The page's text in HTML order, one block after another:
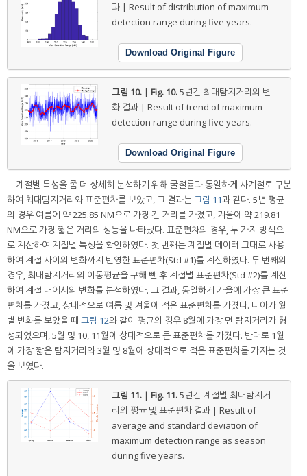
과 | Result of distribution of maximum
detection range during five years.
Download Original Figure
그림 10. | Fig. 10.5년간 최대탐지거리의 변
화 결과 | Result of trend of maximum
detection range during five years.
Download Original Figure
계절별 특성을 좀 더 상세히 분석하기 위해 굴절률과 동일하게 사계절로 구분
하여 최대탐지거리와 표준편차를 보았고, 그 결과는그림 11과 같다. 5년 평균
의 경우 여름에 약 225.85 NM으로 가장 긴 거리를 가졌고, 겨울에 약 219.81
NM으로 가장 짧은 거리의 성능을 나타냈다. 표준편차의 경우, 두 가지 방식으
로 계산하여 계절별 특성을 확인하였다. 첫 번째는 계절별 데이터 그대로 사용
하여 계절 사이의 변화까지 반영한 표준편차(Std #1)를 계산하였다. 두 번째의
경우, 최대탐지거리의 이동평균을 구해 뺀 후 계절별 표준편차(Std #2)를 계산
하여 계절 내에서의 변화를 분석하였다. 그 결과, 동일하게 가을에 가장 큰 표준
편차를 가졌고, 상대적으로 여름 및 겨울에 적은 표준편차를 가졌다. 나아가 월
별 변화를 보았을 때 그림 12와 같이 평균의 경우 8월에 가장 먼 탐지거리가 형
성되었으며, 5월 및 10, 11월에 상대적으로 큰 표준편차를 가졌다. 반대로 1월
에 가장 짧은 탐지거리와 3월 및 8월에 상대적으로 적은 표준편차를 가지는 것
을 보였다.
그림 11. | Fig. 11.5년간 계절별 최대탐지거
리의 평균 및 표준편차 결과 | Result of
average and standard deviation of
maximum detection range as season
during five years.